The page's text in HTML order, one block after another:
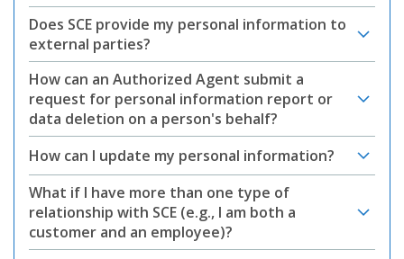
Does SCE provide my personal information to
external parties?
How can an Authorized Agent submit a
request for personal information report or
data deletion on a person's behalf?
How can I update my personal information?
What if I have more than one type of
relationship with SCE (e.g., I am both a
customer and an employee)?